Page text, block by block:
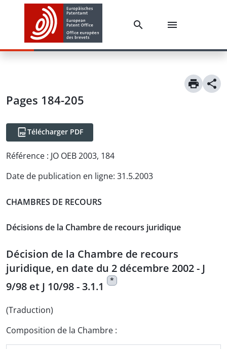
Pages 184-205
Télécharger PDF
Référence : JO OEB 2003, 184
Date de publication en ligne: 31.5.2003
CHAMBRES DE RECOURS
Décisions de la Chambre de recours juridique
Décision de la Chambre de recours
juridique, en date du 2 décembre 2002 - J
9/98 et J 10/98 - 3.1.1
*
(Traduction)
Composition de la Chambre :